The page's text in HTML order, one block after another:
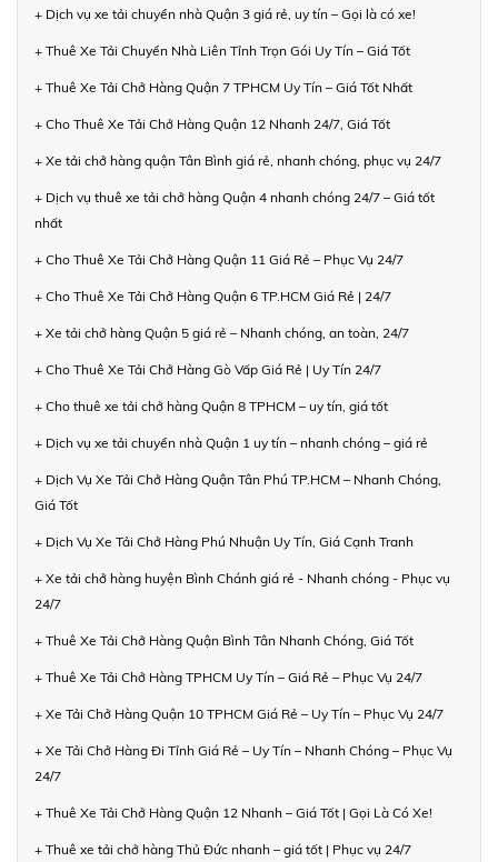
+ Dịch vụ xe tải chuyển nhà Quận 3 giá rẻ, uy tín – Gọi là có xe!
+ Thuê Xe Tải Chuyển Nhà Liên Tỉnh Trọn Gói Uy Tín – Giá Tốt
+ Thuê Xe Tải Chở Hàng Quận 7 TPHCM Uy Tín – Giá Tốt Nhất
+ Cho Thuê Xe Tải Chở Hàng Quận 12 Nhanh 24/7, Giá Tốt
+ Xe tải chở hàng quận Tân Bình giá rẻ, nhanh chóng, phục vụ 24/7
+ Dịch vụ thuê xe tải chở hàng Quận 4 nhanh chóng 24/7 – Giá tốt
nhất
+ Cho Thuê Xe Tải Chở Hàng Quận 11 Giá Rẻ – Phục Vụ 24/7
+ Cho Thuê Xe Tải Chở Hàng Quận 6 TP.HCM Giá Rẻ | 24/7
+ Xe tải chở hàng Quận 5 giá rẻ – Nhanh chóng, an toàn, 24/7
+ Cho Thuê Xe Tải Chở Hàng Gò Vấp Giá Rẻ | Uy Tín 24/7
+ Cho thuê xe tải chở hàng Quận 8 TPHCM – uy tín, giá tốt
+ Dịch vụ xe tải chuyển nhà Quận 1 uy tín – nhanh chóng – giá rẻ
+ Dịch Vụ Xe Tải Chở Hàng Quận Tân Phú TP.HCM – Nhanh Chóng,
Giá Tốt
+ Dịch Vụ Xe Tải Chở Hàng Phú Nhuận Uy Tín, Giá Cạnh Tranh
+ Xe tải chở hàng huyện Bình Chánh giá rẻ - Nhanh chóng - Phục vụ
24/7
+ Thuê Xe Tải Chở Hàng Quận Bình Tân Nhanh Chóng, Giá Tốt
+ Thuê Xe Tải Chở Hàng TPHCM Uy Tín – Giá Rẻ – Phục Vụ 24/7
+ Xe Tải Chở Hàng Quận 10 TPHCM Giá Rẻ – Uy Tín – Phục Vụ 24/7
+ Xe Tải Chở Hàng Đi Tỉnh Giá Rẻ – Uy Tín – Nhanh Chóng – Phục Vụ
24/7
+ Thuê Xe Tải Chở Hàng Quận 12 Nhanh – Giá Tốt | Gọi Là Có Xe!
+ Thuê xe tải chở hàng Thủ Đức nhanh – giá tốt | Phục vụ 24/7